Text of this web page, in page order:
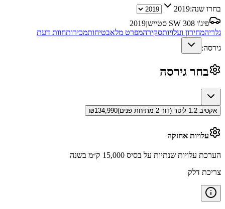
בחרו שנה:2019
פיג'ו 308 SW סטיישן
2019
גלריהמחירון ועלויותסקירהמפרט מלאבטיחותמכירותחוות דעת
גירסה:
בחר גירסה
אקטיב 1.2 ליטר (דור 2 מתיחת פנים) ₪134,990
עלויות אחזקה
הערכת עלויות שנתיות על בסיס 15,000 ק״מ בשנה
צריכת דלק